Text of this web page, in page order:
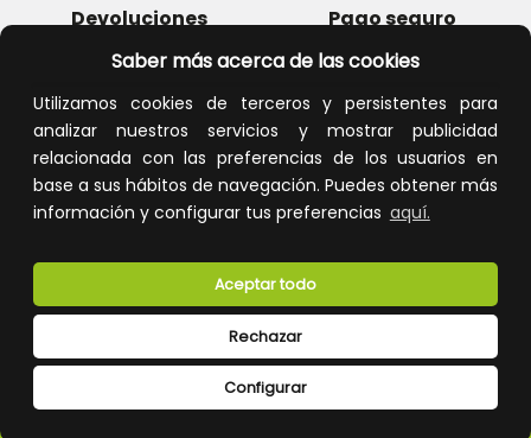
Saber más acerca de las cookies
Utilizamos cookies de terceros y persistentes para
analizar nuestros servicios y mostrar publicidad
relacionada con las preferencias de los usuarios en
base a sus hábitos de navegación. Puedes obtener más
información y configurar tus preferencias aquí.
Configurar
Rechazar
Aceptar todo
Devoluciones Pago seguro
Atención al cliente